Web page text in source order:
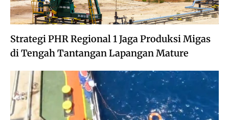
Strategi PHR Regional 1 Jaga Produksi Migas
di Tengah Tantangan Lapangan Mature